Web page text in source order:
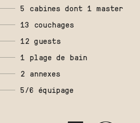
5 cabines dont 1 master
13 couchages
12 guests
1 plage de bain
2 annexes
5/6 équipage